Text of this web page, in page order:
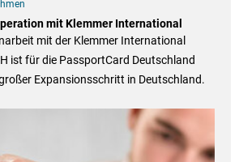
mit Klemmer International
mit der Klemmer International
ist für die PassportCard Deutschland
Expansionsschritt in Deutschland.